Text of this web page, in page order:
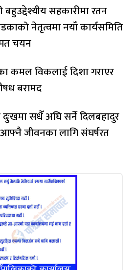
बहुउद्देश्यीय सहकारीमा रतन
नेतृत्वमा नयाँ कार्यसमिति
चयन
कमल विकलाई दिशा गराएर
बरामद
सधैँ अघि सर्ने दिलबहादुर
जीवनका लागि संघर्षरत